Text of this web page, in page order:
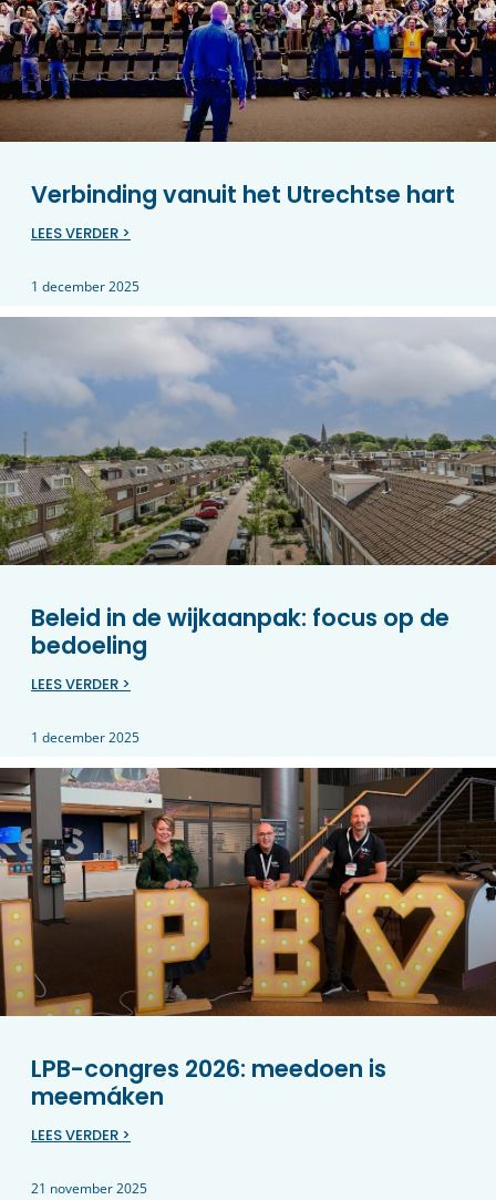
Verbinding vanuit het Utrechtse hart
LEES VERDER >
1 december 2025
Beleid in de wijkaanpak: focus op de
bedoeling
LEES VERDER >
1 december 2025
LPB-congres 2026: meedoen is
meemáken
LEES VERDER >
21 november 2025